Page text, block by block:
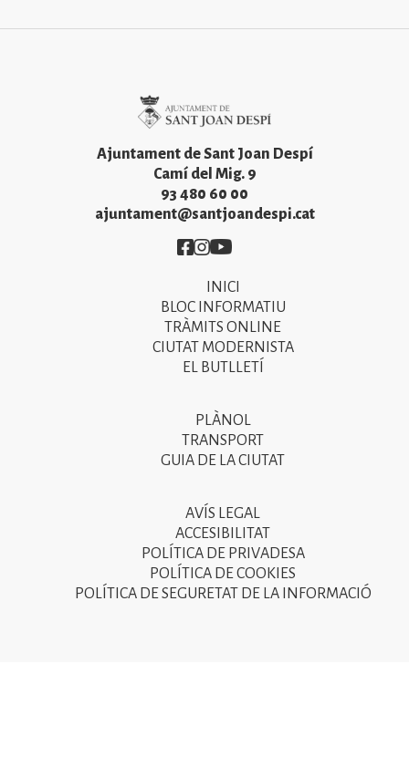
Ajuntament de Sant Joan Despí
Camí del Mig. 9
93 480 60 00
ajuntament@santjoandespi.cat
Imatge
Imatge
Imatge
INICI
BLOC INFORMATIU
TRÀMITS ONLINE
CIUTAT MODERNISTA
EL BUTLLETÍ
PLÀNOL
TRANSPORT
GUIA DE LA CIUTAT
AVÍS LEGAL
ACCESIBILITAT
POLÍTICA DE PRIVADESA
POLÍTICA DE COOKIES
POLÍTICA DE SEGURETAT DE LA INFORMACIÓ